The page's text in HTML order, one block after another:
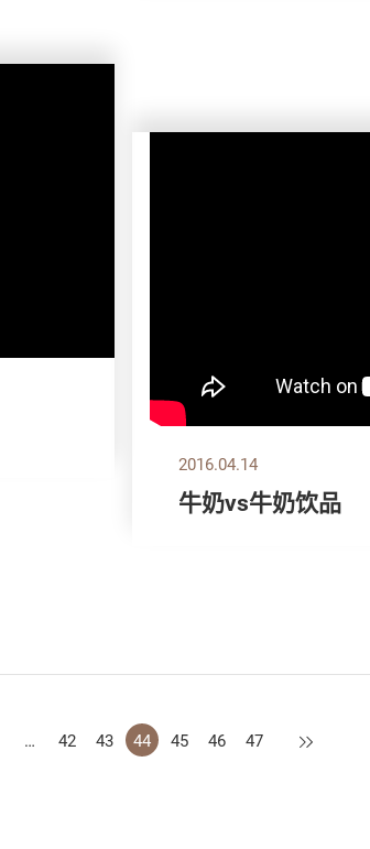
2016.04.14
牛奶vs牛奶饮品
… 42 43 44 45 46 47 下一页